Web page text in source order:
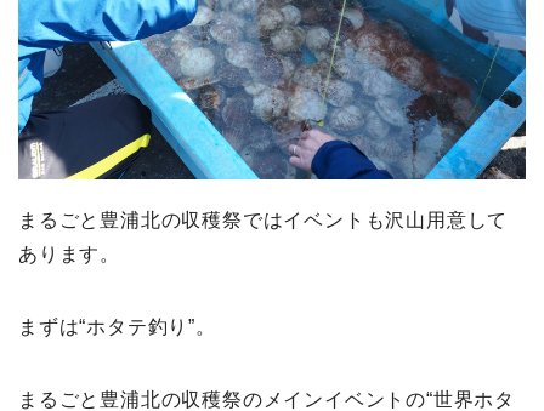
まるごと豊浦北の収穫祭ではイベントも沢山用意して
あります。
まずは“ホタテ釣り”。
まるごと豊浦北の収穫祭のメインイベントの“世界ホタ